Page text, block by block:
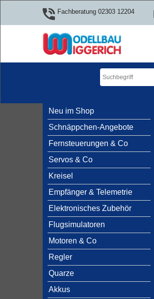
Fachberatung 02303 12204
Neu im Shop
Schnäppchen-Angebote
Fernsteuerungen & Co
Servos & Co
Kreisel
Empfänger & Telemetrie
Elektronisches Zubehör
Flugsimulatoren
Motoren & Co
Regler
Quarze
Akkus